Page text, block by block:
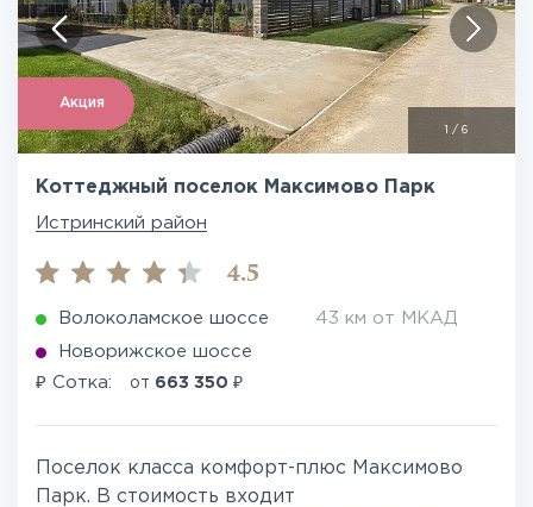
Акция
/ 6
Коттеджный поселок Максимово Парк
Истринский район
4.5
Волоколамское шоссе 43 км от МКАД
Новорижское шоссе
₽ Сотка: от 663 350 ₽
Поселок класса комфорт-плюс Максимово
Парк. В стоимость входит